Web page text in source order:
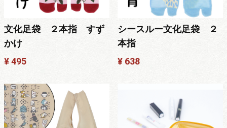
文化足袋 ２本指 すず
かけ
¥ 495
シースルー文化足袋 ２
本指
¥ 638